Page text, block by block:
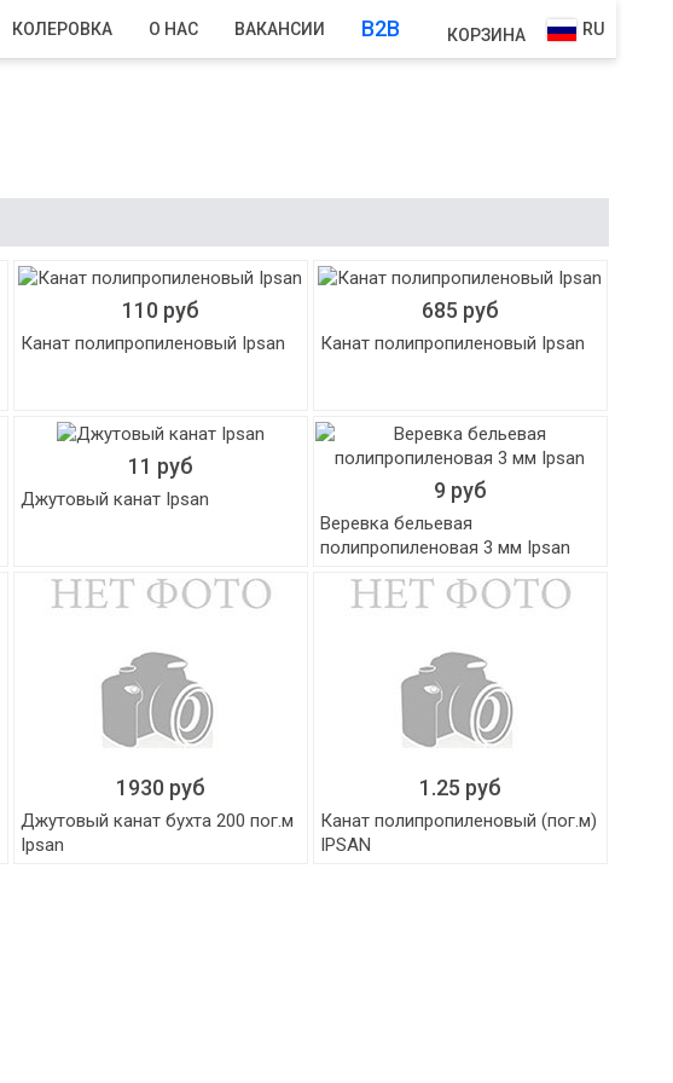
КОЛЕРОВКА О НАС ВАКАНСИИ B2B КОРЗИНА RU
110 руб
Канат полипропиленовый Ipsan
685 руб
Канат полипропиленовый Ipsan
11 руб
Джутовый канат Ipsan 9 руб
Веревка бельевая
полипропиленовая 3 мм Ipsan
1930 руб
Джутовый канат бухта 200 пог.м
Ipsan
1.25 руб
Канат полипропиленовый (пог.м)
IPSAN